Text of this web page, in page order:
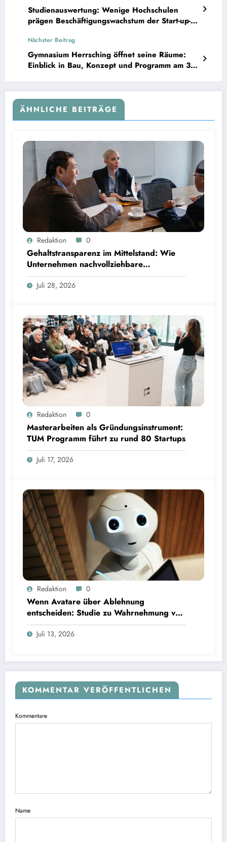
Studienauswertung: Wenige Hochschulen
prägen Beschäftigungswachstum der Start-up-
Nächster Beitrag
Gymnasium Herrsching öffnet seine Räume:
Einblick in Bau, Konzept und Programm am 3.
ÄHNLICHE BEITRÄGE
Gehaltstransparenz im Mittelstand: Wie Unternehmen nachvollziehbare Vergütungsmodelle
schaffenRedaktion 0
Gehaltstransparenz im Mittelstand: Wie
Unternehmen nachvollziehbare
Vergütungsmodelle schaffen
Juli 28, 2026
Masterarbeiten als Gründungsinstrument: TUM Programm führt zu rund 80 Startups | Bild:
TUM
Redaktion 0
Masterarbeiten als Gründungsinstrument:
TUM Programm führt zu rund 80 Startups
Juli 17, 2026
Wenn Avatare über Ablehnung entscheiden: Studie zu Wahrnehmung von Fairness bei KI-
InterviewsRedaktion 0
Wenn Avatare über Ablehnung
entscheiden: Studie zu Wahrnehmung von
Fairness bei KI-Interviews
Juli 13, 2026
KOMMENTAR VERÖFFENTLICHEN
Kommentare
Name